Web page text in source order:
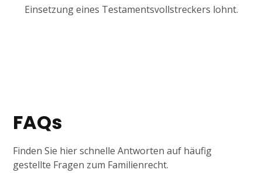
Einsetzung eines Testamentsvollstreckers lohnt.
FAQs
Finden Sie hier schnelle Antworten auf häufig
gestellte Fragen zum Familienrecht.